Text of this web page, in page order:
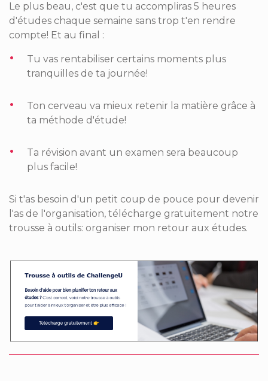
Le plus beau, c'est que tu accompliras 5 heures
d'études chaque semaine sans trop t'en rendre
compte! Et au final :
Tu vas rentabiliser certains moments plus
tranquilles de ta journée!
Ton cerveau va mieux retenir la matière grâce à
ta méthode d'étude!
Ta révision avant un examen sera beaucoup
plus facile!
Si t'as besoin d'un petit coup de pouce pour devenir
l'as de l'organisation, télécharge gratuitement notre
trousse à outils: organiser mon retour aux études.